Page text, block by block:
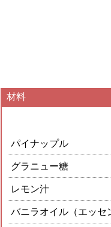
材料
パイナップル
グラニュー糖
レモン汁
バニラオイル（エッセ